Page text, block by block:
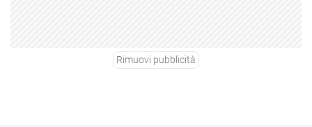
Rimuovi pubblicità